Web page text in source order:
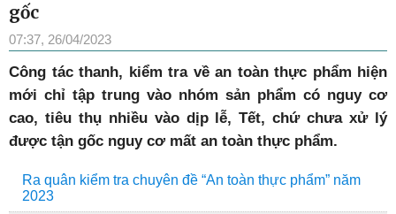
gốc
07:37, 26/04/2023
Công tác thanh, kiểm tra về an toàn thực phẩm hiện
mới chỉ tập trung vào nhóm sản phẩm có nguy cơ
cao, tiêu thụ nhiều vào dịp lễ, Tết, chứ chưa xử lý
được tận gốc nguy cơ mất an toàn thực phẩm.
Ra quân kiểm tra chuyên đề “An toàn thực phẩm” năm
2023